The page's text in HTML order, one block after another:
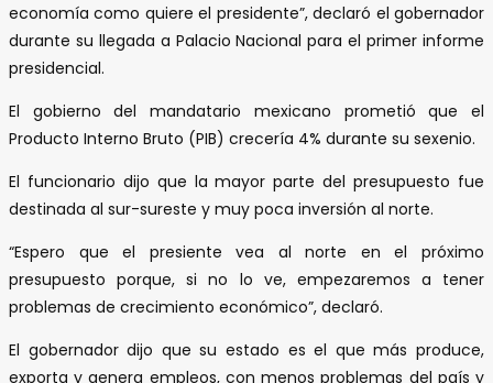
economía como quiere el presidente”, declaró el gobernador
durante su llegada a Palacio Nacional para el primer informe
presidencial.
El gobierno del mandatario mexicano prometió que el
Producto Interno Bruto (PIB) crecería 4% durante su sexenio.
El funcionario dijo que la mayor parte del presupuesto fue
destinada al sur-sureste y muy poca inversión al norte.
“Espero que el presiente vea al norte en el próximo
presupuesto porque, si no lo ve, empezaremos a tener
problemas de crecimiento económico”, declaró.
El gobernador dijo que su estado es el que más produce,
exporta y genera empleos, con menos problemas del país y